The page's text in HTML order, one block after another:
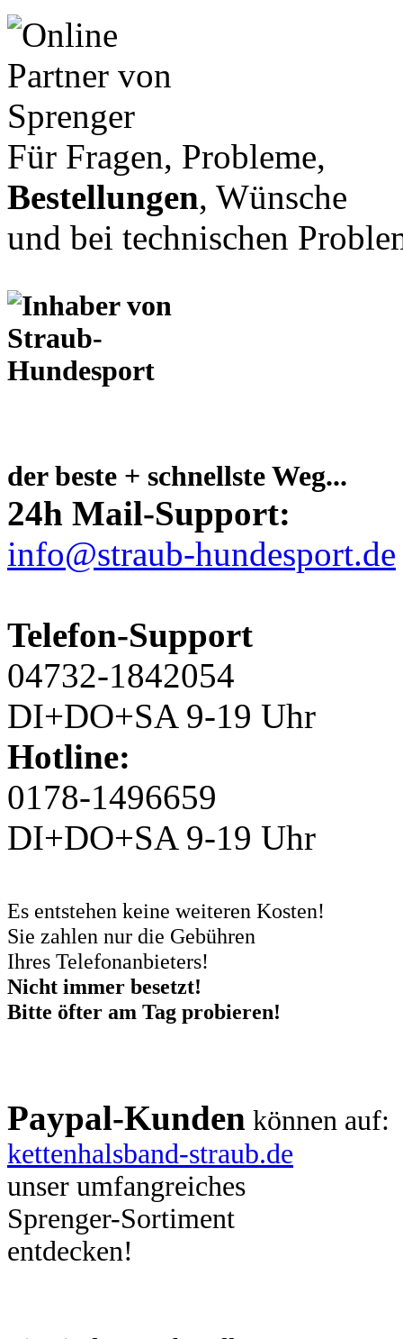
Für Fragen, Probleme,
Bestellungen, Wünsche
und bei technischen
der beste + schnellste Weg...
24h Mail-Support:
info@straub-hundesport.de
Telefon-Support
04732-1842054
DI+DO+SA 9-19 Uhr
Hotline:
0178-1496659
DI+DO+SA 9-19 Uhr
Es entstehen keine weiteren Kosten!
Sie zahlen nur die Gebühren
Ihres Telefonanbieters!
Nicht immer besetzt!
Bitte öfter am Tag probieren!
Paypal-Kunden können auf:
kettenhalsband-straub.de
unser umfangreiches
Sprenger-Sortiment
entdecken!